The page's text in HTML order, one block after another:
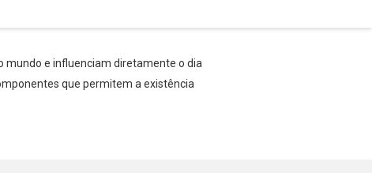
mundo e influenciam diretamente o dia
que permitem a existência